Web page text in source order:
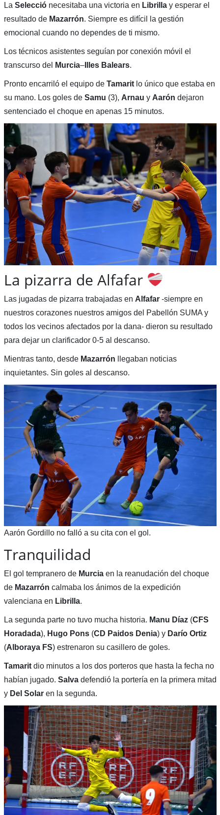
La Selecciónecesitaba una victoria en Librillay esperar el
resultado de Mazarrón. Siempre es difícil la gestión
emocional cuando no dependes de ti mismo.
Los técnicos asistentes seguían por conexión móvil el
transcurso del
Murcia–Illes Balears.
Pronto encarriló el equipo de Tamaritlo único que estaba en
su mano. Los goles de Samu (3), Arnau y Aarón dejaron
sentenciado el choque en apenas 15 minutos.
La pizarra de Alfafar
Las jugadas de pizarra trabajadas en Alfafar-siempre en
nuestros corazones nuestros amigos del Pabellón SUMA y
todos los vecinos afectados por la dana- dieron su resultado
para dejar un clarificador 0-5 al descanso.
Mientras tanto, desde Mazarrón llegaban noticias
inquietantes. Sin goles al descanso.
Aarón Gordillo no falló a su cita con el gol.
Tranquilidad
El gol tempranero de Murciaen la reanudación del choque
de Mazarrón calmaba los ánimos de la expedición
valenciana en Librilla.
La segunda parte no tuvo mucha historia. Manu Díaz (CFS
Horadada), Hugo Pons(CD Paidos Denia) y Darío Ortiz
(Alboraya FS) estrenaron su casillero de goles.
Tamaritdio minutos a los dos porteros que hasta la fecha no
habían jugado. Salvadefendió la portería en la primera mitad
yDel Solar en la segunda.